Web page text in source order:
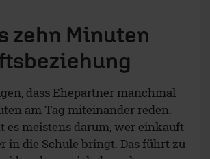
zehn Minuten
dass Ehepartner manchmal
am Tag miteinander reden.
es meistens darum, wer einkauft
in die Schule bringt. Das führt zu